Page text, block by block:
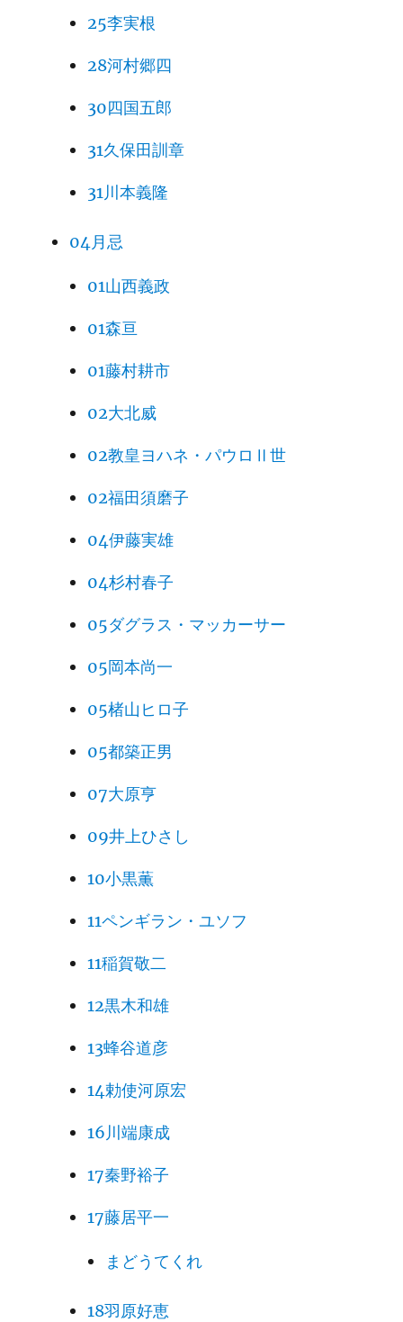
25李実根
28河村郷四
30四国五郎
31久保田訓章
31川本義隆
04月忌
01山西義政
01森亘
01藤村耕市
02大北威
02教皇ヨハネ・パウロⅡ世
02福田須磨子
04伊藤実雄
04杉村春子
05ダグラス・マッカーサー
05岡本尚一
05楮山ヒロ子
05都築正男
07大原亨
09井上ひさし
10小黒薫
11ペンギラン・ユソフ
11稲賀敬二
12黒木和雄
13蜂谷道彦
14勅使河原宏
16川端康成
17秦野裕子
17藤居平一
まどうてくれ
18羽原好恵